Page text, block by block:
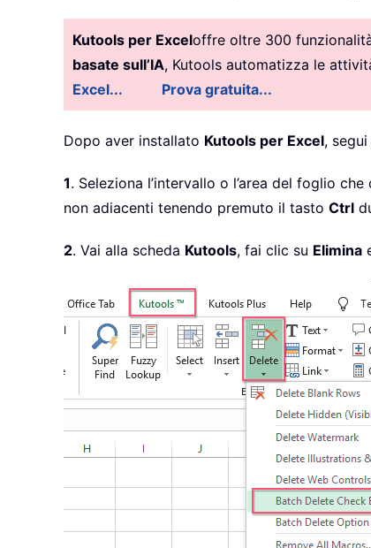
Kutools per Exceloffre oltre 300
basate sull’IA, Kutools automatizza le
Excel...
Prova gratuita...
Dopo aver installato Kutools per Excel,
1. Seleziona l’intervallo o l’area del foglio
non adiacenti tenendo premuto il tasto Ctrl
2. Vai alla scheda Kutools, fai clic su Elimina